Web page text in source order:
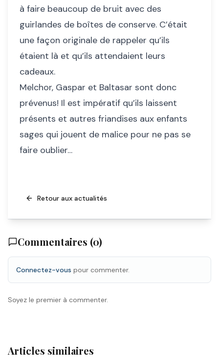
à faire beaucoup de bruit avec des
guirlandes de boîtes de conserve. C’était
une façon originale de rappeler qu’ils
étaient là et qu’ils attendaient leurs
cadeaux.
Melchor, Gaspar et Baltasar sont donc
prévenus! Il est impératif qu’ils laissent
présents et autres friandises aux enfants
sages qui jouent de malice pour ne pas se
faire oublier…
Retour aux actualités
Commentaires (0)
Connectez-vous pour commenter.
Soyez le premier à commenter.
Articles similaires